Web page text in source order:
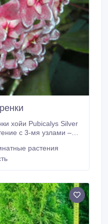
хойи Pubicalys Silver
вышлю по запросу..
растения